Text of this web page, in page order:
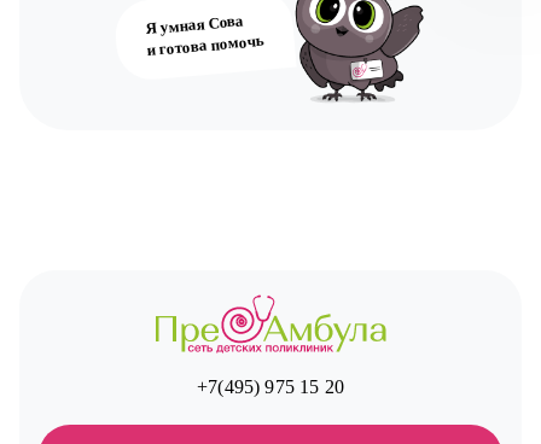
Я умная Сова
и готова помочь
+7(495) 975 15 20